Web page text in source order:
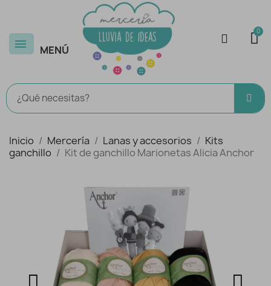
MENÚ
Inicio Mercería Lanas y accesorios
Kits
ganchillo
Kit de ganchillo Marionetas Alicia Anchor